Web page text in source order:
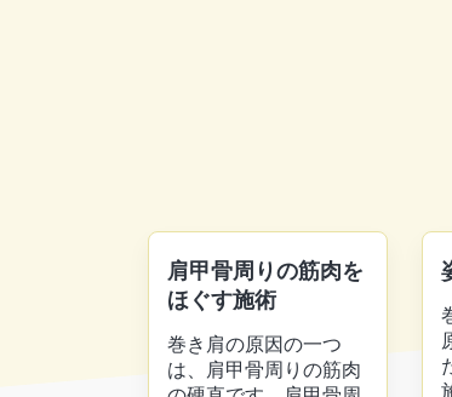
肩甲骨周りの筋肉を
ほぐす施術
巻き肩の原因の一つ
は、肩甲骨周りの筋肉